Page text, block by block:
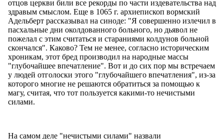
отцов церкви били все рекорды по части издевательства над
здравым смыслом. Еще в 1065 г. архиепископ вормский
Адельберт рассказывал на синоде: "Я совершенно излечил в
пасхальные дни околдованного больного, но дьявол не
пожелал с этим считаться и стараниями колдунов больной
скончался". Каково? Тем не менее, согласно историческим
хроникам, этот бред производил на народные массы
"глубочайшее впечатление". Вот и до сих пор мы встречаем
у людей отголоски этого "глубочайшего впечатления", из-за
которого многие не решаются обратиться за помощью к
магу, считая, что тот пользуется какими-то нечистыми
силами.
На самом деле "нечистыми силами" назвали